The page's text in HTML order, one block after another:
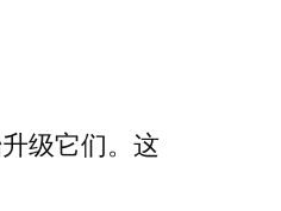
级它们。这